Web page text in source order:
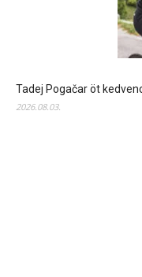
Tadej Pogačar öt
2026.08.03.